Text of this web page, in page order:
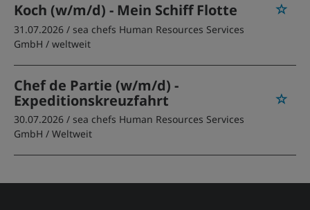
Koch (w/m/d) - Mein Schiff Flotte
31.07.2026 / sea chefs Human Resources Services
GmbH / weltweit
Chef de Partie (w/m/d) -
Expeditionskreuzfahrt
30.07.2026 / sea chefs Human Resources Services
GmbH / Weltweit